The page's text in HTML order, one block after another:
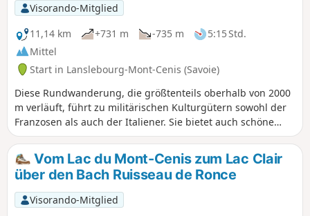
Visorando-Mitglied
11,14 km
+731 m -735 m
5:15 Std.
Mittel
Start in Lanslebourg-Mont-Cenis (Savoie)
Diese Rundwanderung, die größtenteils oberhalb von 2000
m verläuft, führt zu militärischen Kulturgütern sowohl der
Franzosen als auch der Italiener. Sie bietet auch schöne
Ausblicke, insbesondere auf die Vanoise und den Lac du
Mont Cenis. Die Wegmarkierung besteht aus Wegweisern,
aber auch aus zahlreichen Farbmarkierungen in allen
Formen und Farben. Achten Sie jedoch auf die blauen
Sterne auf weißem Hintergrund. Von (3) bis (6) ist die Route
wenig frequentiert.
Vom Lac du Mont-Cenis zum Lac Clair
über den Bach Ruisseau de Ronce
Visorando-Mitglied